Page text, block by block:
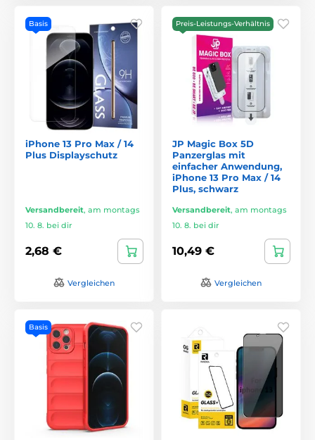
Basis
iPhone 13 Pro Max / 14
Plus Displayschutz
Versandbereit, am montags
10. 8. bei dir
2,68 €
Vergleichen
Preis-Leistungs-Verhältnis
JP Magic Box 5D
Panzerglas mit
einfacher Anwendung,
iPhone 13 Pro Max / 14
Plus, schwarz
Versandbereit, am montags
10. 8. bei dir
10,49 €
Vergleichen
Basis